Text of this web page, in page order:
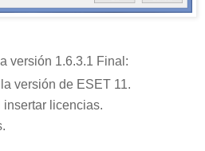
versión 1.6.3.1 Final:
versión de ESET 11.
licencias.